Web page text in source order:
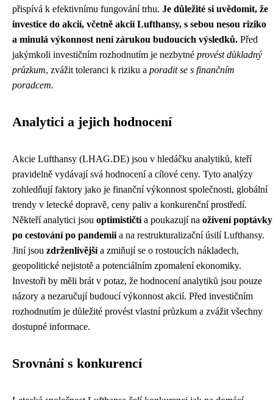
přispívá k efektivnímu fungování trhu. Je důležité si uvědomit, že
investice do akcií, včetně akcií Lufthansy, s sebou nesou riziko
a minulá výkonnost není zárukou budoucích výsledků. Před
jakýmkoli investičním rozhodnutím je nezbytné provést důkladný
průzkum, zvážit toleranci k riziku a poradit se s finančním
poradcem.
Analytici a jejich hodnocení
Akcie Lufthansy (LHAG.DE) jsou v hledáčku analytiků, kteří
pravidelně vydávají svá hodnocení a cílové ceny. Tyto analýzy
zohledňují faktory jako je finanční výkonnost společnosti, globální
trendy v letecké dopravě, ceny paliv a konkurenční prostředí.
Někteří analytici jsou optimističtía poukazují na oživení poptávky
po cestování po pandemii a na restrukturalizační úsilí Lufthansy.
Jiní jsou zdrženlivějšía zmiňují se o rostoucích nákladech,
geopolitické nejistotě a potenciálním zpomalení ekonomiky.
Investoři by měli brát v potaz, že hodnocení analytiků jsou pouze
názory a nezaručují budoucí výkonnost akcií. Před investičním
rozhodnutím je důležité provést vlastní průzkum a zvážit všechny
dostupné informace.
Srovnání s konkurencí